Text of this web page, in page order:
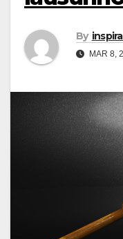
By
MAR 8,